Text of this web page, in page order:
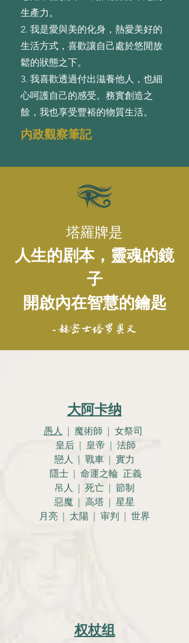
⽣產⼒。
2. 我是愛與美的化⾝，熱愛美好的
⽣活⽅式，喜歡讓⾃⼰處於悠閒放
鬆的狀態之下。
3. 我喜歡透過付出滋養他⼈，也細
⼼呵護⾃⼰的感受。務實創造之
餘，我也享受豐裕的物質⽣活。
内政觀察筆記
塔羅牌是
人生的剧本，靈魂的鏡
子
開啟內在智慧的鑰匙
- 赫密士塔罗奥义
大阿卡纳
愚人 | 魔術師 | 女祭司
皇后 | 皇帝 | 法師
戀人 | 戰車 | 實力
隱士 | 命運之輪 正義
吊人 | 死亡 | 節制
惡魔 | 高塔 | 星星
月亮 | 太陽 | 审判 | 世界
权杖组